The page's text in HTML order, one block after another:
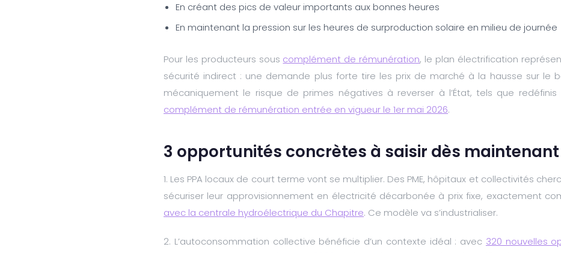
En créant des pics de valeur importants aux bonnes heures
En maintenant la pression sur les heures de surproduction solaire en milieu de journée
Pour les producteurs sous complément de rémunération, le plan électrification
sécurité indirect : une demande plus forte tire les prix de marché à la hausse sur le
mécaniquement le risque de primes négatives à reverser à l’État, tels que redéfinis
complément de rémunération entrée en vigueur le 1er mai 2026.
3 opportunités concrètes à saisir dès maintenant
1. Les PPA locaux de court terme vont se multiplier. Des PME, hôpitaux et collectivités
sécuriser leur approvisionnement en électricité décarbonée à prix fixe, exactement
avec la centrale hydroélectrique du Chapitre. Ce modèle va s’industrialiser.
2. L’autoconsommation collective bénéficie d’un contexte idéal : avec 320 nouvelles